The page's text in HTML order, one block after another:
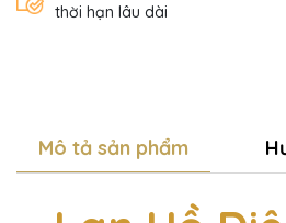
thời hạn lâu dài
Mô tả sản phẩm